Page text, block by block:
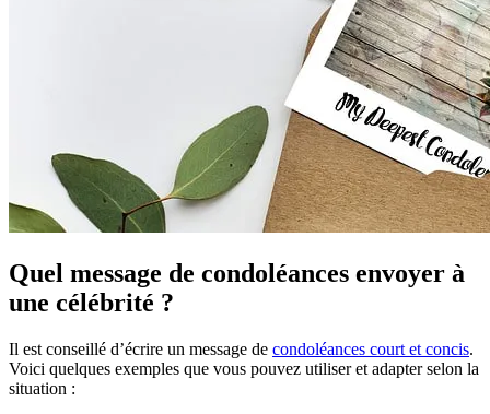
Quel message de condoléances envoyer à
une célébrité ?
Il est conseillé d’écrire un message de condoléances court et concis.
Voici quelques exemples que vous pouvez utiliser et adapter selon la
situation :